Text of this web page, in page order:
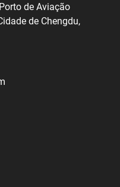
de Aviação
de Chengdu,